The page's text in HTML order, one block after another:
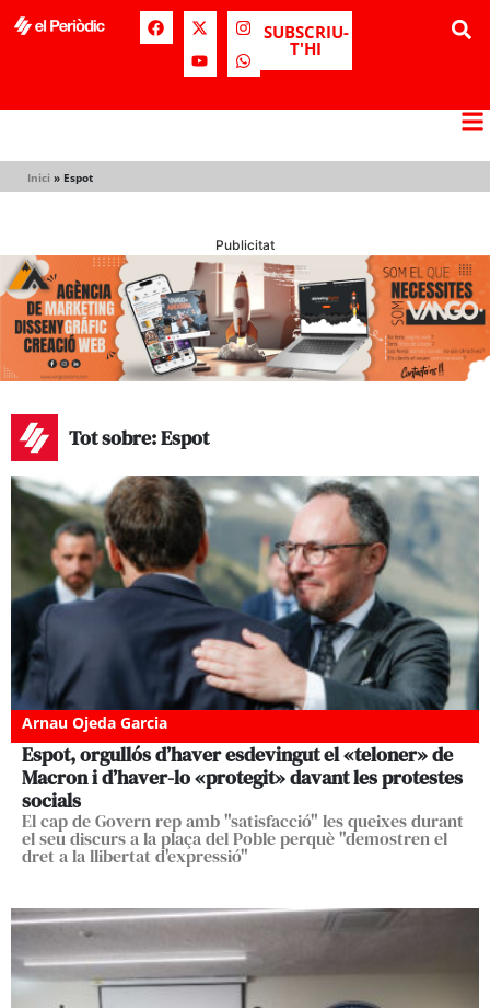
SUBSCRIU-
T'HI
Inici » Espot
Publicitat
Tot sobre: Espot
Arnau Ojeda Garcia
Espot, orgullós d’haver esdevingut el «teloner» de
Macron i d’haver-lo «protegit» davant les protestes
socials
El cap de Govern rep amb "satisfacció" les queixes durant
el seu discurs a la plaça del Poble perquè "demostren el
dret a la llibertat d'expressió"